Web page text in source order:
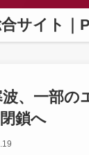
サイト｜
、一部の
鎖へ